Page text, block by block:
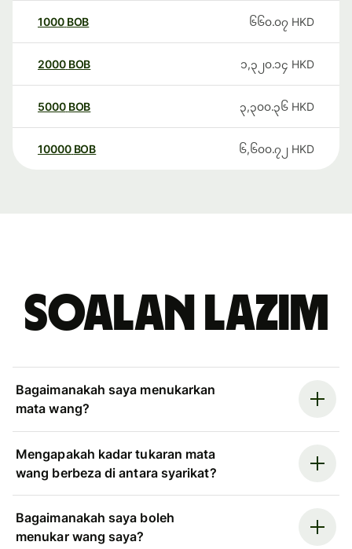
1000 BOB ၆၆၀.၀၇ HKD
2000 BOB ၁,၃၂၀.၁၄ HKD
5000 BOB ၃,၃၀၀.၃၆ HKD
10000 BOB ၆,၆၀၀.၇၂ HKD
Soalan Lazim
Bagaimanakah saya menukarkan
mata wang?
Mengapakah kadar tukaran mata
wang berbeza di antara syarikat?
Bagaimanakah saya boleh
menukar wang saya?